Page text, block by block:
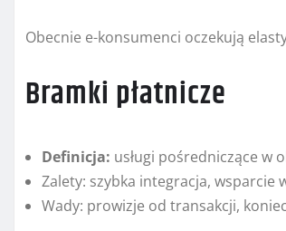
Obecnie e-konsumenci oczekują
Bramki płatnicze
Definicja: usługi pośredniczące w
Zalety: szybka integracja,
Wady: prowizje od transakcji,